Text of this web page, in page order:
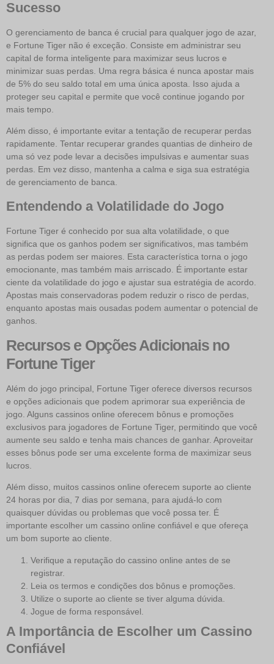
Sucesso
O gerenciamento de banca é crucial para qualquer jogo de azar,
e Fortune Tiger não é exceção. Consiste em administrar seu
capital de forma inteligente para maximizar seus lucros e
minimizar suas perdas. Uma regra básica é nunca apostar mais
de 5% do seu saldo total em uma única aposta. Isso ajuda a
proteger seu capital e permite que você continue jogando por
mais tempo.
Além disso, é importante evitar a tentação de recuperar perdas
rapidamente. Tentar recuperar grandes quantias de dinheiro de
uma só vez pode levar a decisões impulsivas e aumentar suas
perdas. Em vez disso, mantenha a calma e siga sua estratégia
de gerenciamento de banca.
Entendendo a Volatilidade do Jogo
Fortune Tiger é conhecido por sua alta volatilidade, o que
significa que os ganhos podem ser significativos, mas também
as perdas podem ser maiores. Esta característica torna o jogo
emocionante, mas também mais arriscado. É importante estar
ciente da volatilidade do jogo e ajustar sua estratégia de acordo.
Apostas mais conservadoras podem reduzir o risco de perdas,
enquanto apostas mais ousadas podem aumentar o potencial de
ganhos.
Recursos e Opções Adicionais no
Fortune Tiger
Além do jogo principal, Fortune Tiger oferece diversos recursos
e opções adicionais que podem aprimorar sua experiência de
jogo. Alguns cassinos online oferecem bônus e promoções
exclusivos para jogadores de Fortune Tiger, permitindo que você
aumente seu saldo e tenha mais chances de ganhar. Aproveitar
esses bônus pode ser uma excelente forma de maximizar seus
lucros.
Além disso, muitos cassinos online oferecem suporte ao cliente
24 horas por dia, 7 dias por semana, para ajudá-lo com
quaisquer dúvidas ou problemas que você possa ter. É
importante escolher um cassino online confiável e que ofereça
um bom suporte ao cliente.
Verifique a reputação do cassino online antes de se
registrar.
Leia os termos e condições dos bônus e promoções.
Utilize o suporte ao cliente se tiver alguma dúvida.
Jogue de forma responsável.
A Importância de Escolher um Cassino
Confiável